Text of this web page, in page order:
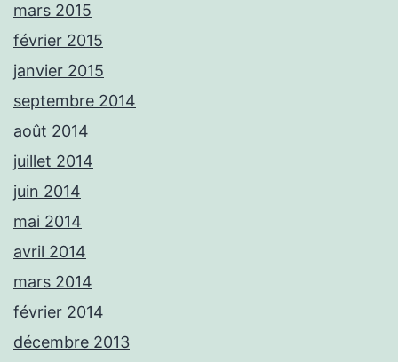
mars 2015
février 2015
janvier 2015
septembre 2014
août 2014
juillet 2014
juin 2014
mai 2014
avril 2014
mars 2014
février 2014
décembre 2013